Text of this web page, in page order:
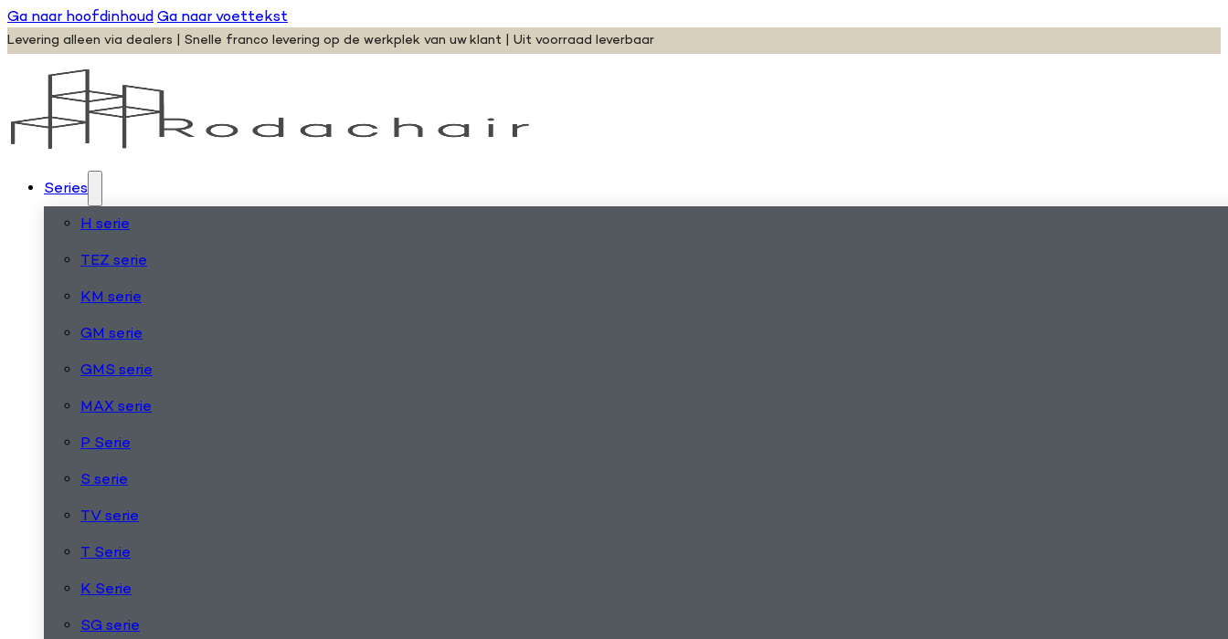
Ga naar hoofdinhoudGa naar voettekst
Levering alleen via dealers | Snelle franco levering op de werkplek van uw klant | Uit voorraad leverbaar
Series
H serie
TEZ serie
KM serie
GM serie
GMS serie
MAX serie
P Serie
S serie
TV serie
T Serie
K Serie
SG serie